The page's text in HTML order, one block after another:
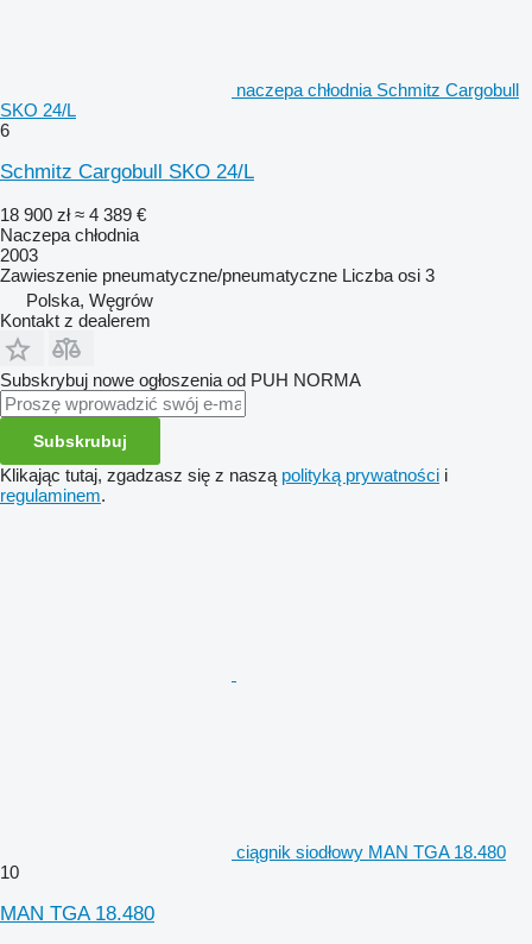
naczepa chłodnia Schmitz Cargobull
SKO 24/L
6
Schmitz Cargobull SKO 24/L
18 900 zł ≈ 4 389 €
Naczepa chłodnia
2003
Zawieszenie pneumatyczne/pneumatyczne Liczba osi 3
Polska, Węgrów
Kontakt z dealerem
Subskrybuj nowe ogłoszenia od PUH NORMA
Subskrubuj
Klikając tutaj, zgadzasz się z naszą polityką prywatności i
regulaminem.
ciągnik siodłowy MAN TGA 18.480
10
MAN TGA 18.480